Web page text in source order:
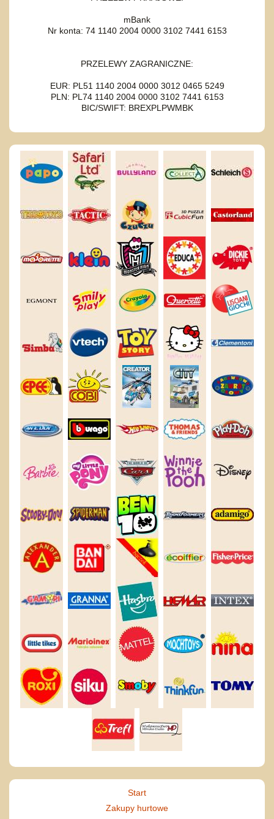
mBank
Nr konta: 74 1140 2004 0000 3102 7441 6153
PRZELEWY ZAGRANICZNE:
EUR: PL51 1140 2004 0000 3012 0465 5249
PLN: PL74 1140 2004 0000 3102 7441 6153
BIC/SWIFT: BREXPLPWMBK
Start
Zakupy hurtowe